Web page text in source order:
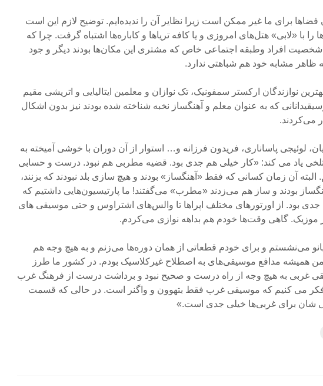
فضاها برای ما غیر ممکن است زیرا نظایر آن را ندیده‌ایم. توضیح لازم این است
را با «لابی» هتل‌های امروزی و یا کافه تریاها و کاباره‌ها اشتباه گرفت. چرا که
شخصیت افراد وطبقه اجتماعی خاص که مشتری این مکان‌ها بودند دیگر و جود
به ظاهر مشابه خود هم شباهتی ندارد.
نوازندگان ارکستر سمفونیک، تک نوازان و معلمین ایتالیایی و اتریشی مقیم
که به عنوان معلم و آهنگساز نخبه شناخته شده بودند نیز بدون اشکال
می‌کردند.
لوئیجی پاساناری، فریدون فرزانه و… استوار از آن دوران با خوشی آمیخته به
یاد می کند: «کار خیلی هم جدی بود. قضیه مطربی هم نبود. درست و حسابی
آن زمان کسانی که فقط «آهنگساز» بودند و هیچ سازی بلد نبودند که بزنند،
بودند و ساز هم می‌زدند «مطرب» می‌گفتند! ما پارتیسیون‌هایی داشتیم که
جدی بود. از اورتورهای مختلف اپراها تا والس‌های اشتراوس و حتی موسیقی های
موزیک. گاهی وقت‌ها خودم هم بداهه نوازی می‌کردم.
می‌نشستم و برای خودم قطعاتی از همان دوره‌ها می‌زنم و به هیچ وجه هم
همیشه مدافع موسیقی‌های به اصطلاح غیرکلاسیک بودم. در کشور ما طرز
غربی به هیچ وجه از راه درست و صحیح نبود و برداشت درست از فرهنگ غرب
فکر می کنیم که موسیقی غرب فقط بتهوون و واگنر است. در حالی که قسمت
شان برای غربی‌ها خیلی جدی است.»